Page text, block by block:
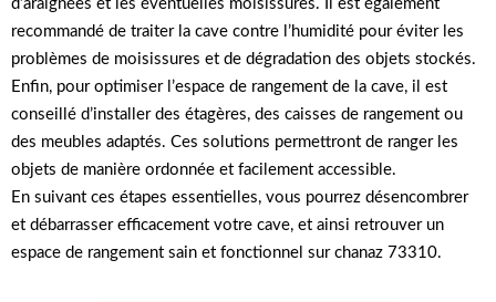
d’araignées et les éventuelles moisissures. Il est également
recommandé de traiter la cave contre l’humidité pour éviter les
problèmes de moisissures et de dégradation des objets stockés.
Enfin, pour optimiser l’espace de rangement de la cave, il est
conseillé d’installer des étagères, des caisses de rangement ou
des meubles adaptés. Ces solutions permettront de ranger les
objets de manière ordonnée et facilement accessible.
En suivant ces étapes essentielles, vous pourrez désencombrer
et débarrasser efficacement votre cave, et ainsi retrouver un
espace de rangement sain et fonctionnel sur chanaz 73310.